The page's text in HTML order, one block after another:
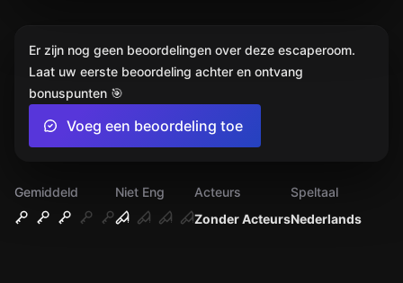
Gemiddeld
Niet Eng
Zonder Acteurs
Acteurs
Nederlands
Speltaal
Er zijn nog geen beoordelingen over deze escaperoom.
Laat uw eerste beoordeling achter en ontvang
bonuspunten 🎯
Voeg een beoordeling toe